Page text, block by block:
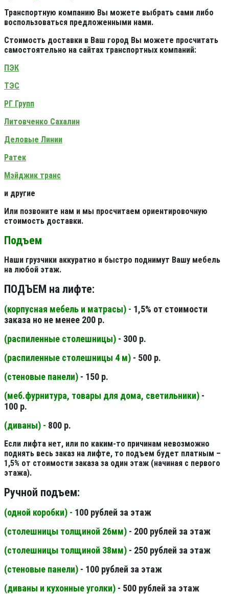
Транспортную компанию Вы можете выбрать сами либо
воспользоваться предложенными нами.
Стоимость доставки в Ваш город Вы можете просчитать
самостоятельно на сайтах транспортных компаний:
ПЭК
ТЭС
РГ Групп
Литовченко Сахалин
Деловые Линии
Ратек
Мэйджик транс
и другие
Или позвоните нам и мы просчитаем ориентировочную
стоимость доставки.
Подъем
Наши грузчики аккуратно и быстро поднимут Вашу мебель
на любой этаж.
ПОДЪЕМ на лифте:
(корпусная мебель и матрасы) - 1,5% от стоимости
заказа но не менее 200 р.
(распиленные столешницы) - 300 р.
(распиленные столешницы 4 м) - 500 р.
(стеновые панели) - 150 р.
(меб.фурнитура, товары для дома, светильники) -
100 р.
(диваны) - 800 р.
Если лифта нет, или по каким-то причинам невозможно
поднять весь заказ на лифте, то подъем будет платным –
1,5% от стоимости заказа за один этаж (начиная с первого
этажа).
Ручной подъем:
(одной коробки) - 100 рублей за этаж
(столешницы толщиной 26мм) - 200 рублей за этаж
(столешницы толщиной 38мм) - 250 рублей за этаж
(стеновые панели) - 100 рублей за этаж
(диваны и кухонные уголки) - 500 рублей за этаж